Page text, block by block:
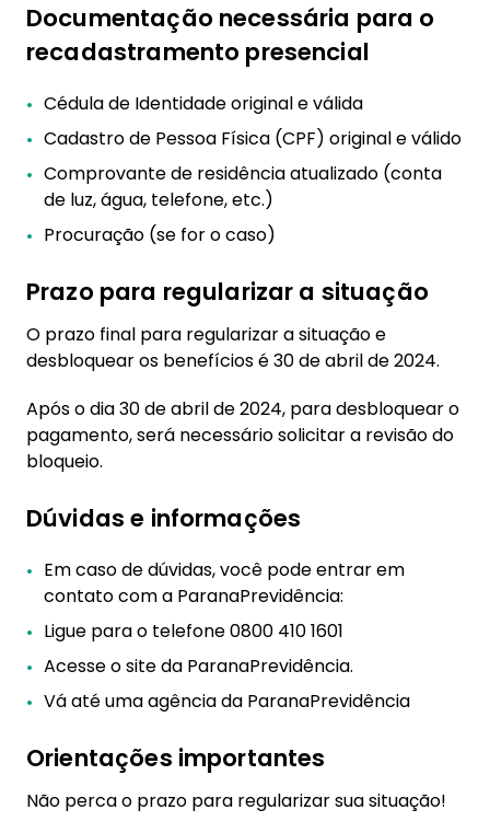
Documentação necessária para o
recadastramento presencial
Cédula de Identidade original e válida
Cadastro de Pessoa Física (CPF) original e válido
Comprovante de residência atualizado (conta
de luz, água, telefone, etc.)
Procuração (se for o caso)
Prazo para regularizar a situação
O prazo final para regularizar a situação e
desbloquear os benefícios é 30 de abril de 2024.
Após o dia 30 de abril de 2024, para desbloquear o
pagamento, será necessário solicitar a revisão do
bloqueio.
Dúvidas e informações
Em caso de dúvidas, você pode entrar em
contato com a ParanaPrevidência:
Ligue para o telefone 0800 410 1601
Acesse o site da ParanaPrevidência.
Vá até uma agência da ParanaPrevidência
Orientações importantes
Não perca o prazo para regularizar sua situação!